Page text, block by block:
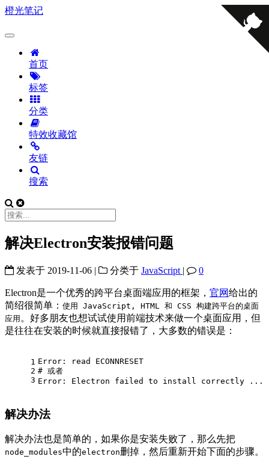
橙光笔记
首页
标签
分类
特效收藏馆
友链
搜索
解决Electron安装报错问题
发表于 2019-11-06 | 分类于 JavaScript | 0
Electron是一个优秀的跨平台桌面端应用的框架， 官网给出的
简绍很简单： 使用 JavaScript, HTML 和 CSS 构建跨平台的桌面
应用 。好多朋友也想试试使用前端技术来做一个桌面应用，但
是往往在安装的时候就直接报错了，大多数的错误是：
1
2
3
Error: read ECONNRESET
# 或者
Error: Electron failed to install correctly ...
解决办法
解决办法也是简单的，如果你是安装失败了，那么先把
node_modules中的electron删掉，然后重新开始下面的步骤。